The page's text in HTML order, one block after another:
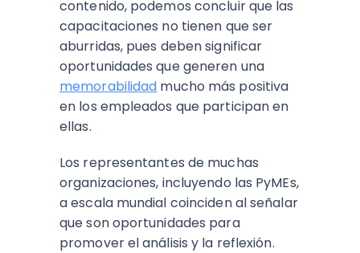
contenido, podemos concluir que las
capacitaciones no tienen que ser
aburridas, pues deben significar
oportunidades que generen una
memorabilidad mucho más positiva
en los empleados que participan en
ellas.
Los representantes de muchas
organizaciones, incluyendo las PyMEs,
a escala mundial coinciden al señalar
que son oportunidades para
promover el análisis y la reflexión.